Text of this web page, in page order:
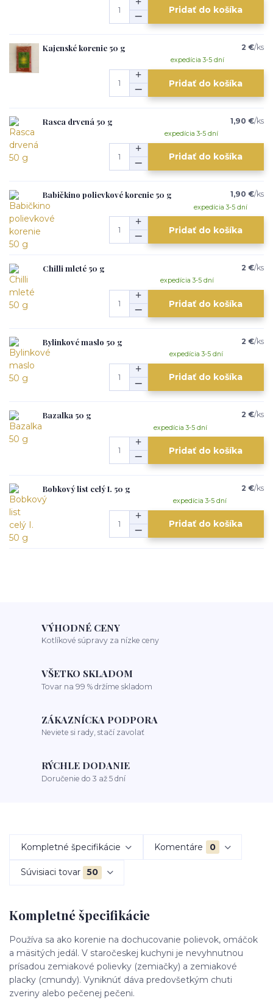
Pridať do košíka
Kajenské korenie 50 g 2 €/ks
expedícia 3-5 dní
Pridať do košíka
Rasca drvená 50 g 1,90 €/ks
expedícia 3-5 dní
Pridať do košíka
Babičkino polievkové korenie 50 g 1,90 €/ks
expedícia 3-5 dní
Pridať do košíka
Chilli mleté ​​50 g 2 €/ks
expedícia 3-5 dní
Pridať do košíka
Bylinkové maslo 50 g 2 €/ks
expedícia 3-5 dní
Pridať do košíka
Bazalka 50 g 2 €/ks
expedícia 3-5 dní
Pridať do košíka
Bobkový list celý I. 50 g 2 €/ks
expedícia 3-5 dní
Pridať do košíka
VÝHODNÉ CENY
Kotlíkové súpravy za nízke ceny
VŠETKO SKLADOM
Tovar na 99 % držíme skladom
ZÁKAZNÍCKA PODPORA
Neviete si rady, stačí zavolať
RÝCHLE DODANIE
Doručenie do 3 až 5 dní
Kompletné špecifikácie Komentáre 0
Súvisiaci tovar 50
Kompletné špecifikácie
Používa sa ako korenie na dochucovanie polievok, omáčok
a mäsitých jedál. V staročeskej kuchyni je nevyhnutnou
prísadou zemiakové polievky (zemiačky) a zemiakové
placky (cmundy). Vyniknúť dáva predovšetkým chuti
zveriny alebo pečenej pečeni.